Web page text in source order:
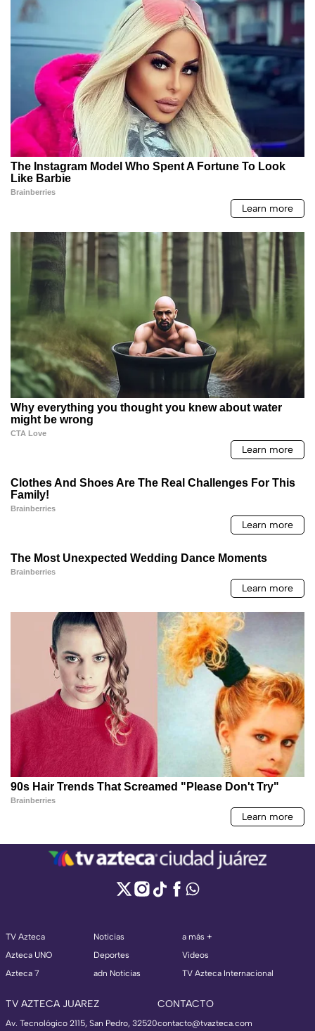
TV Azteca
Azteca UNO
Azteca 7
Noticias
Deportes
adn Noticias
a más +
Videos
TV Azteca Internacional
TV AZTECA JUAREZ
Av. Tecnológico 2115, San Pedro, 32520
CONTACTO
contacto@tvazteca.com